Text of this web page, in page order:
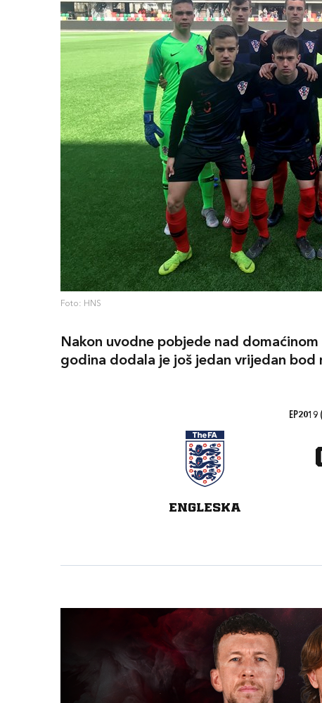
Foto: HNS
Nakon uvodne pobjede nad
godina dodala je još jedan vrijedan bod
EP2019
ENGLESKA